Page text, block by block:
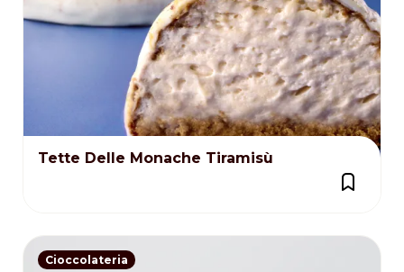
Tette Delle Monache Tiramisù
Cioccolateria